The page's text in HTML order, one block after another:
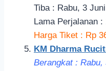
Tiba : Rabu, 3
Lama Perjalanan
Harga Tiket : Rp
KM Dharma
Berangkat : Rabu,